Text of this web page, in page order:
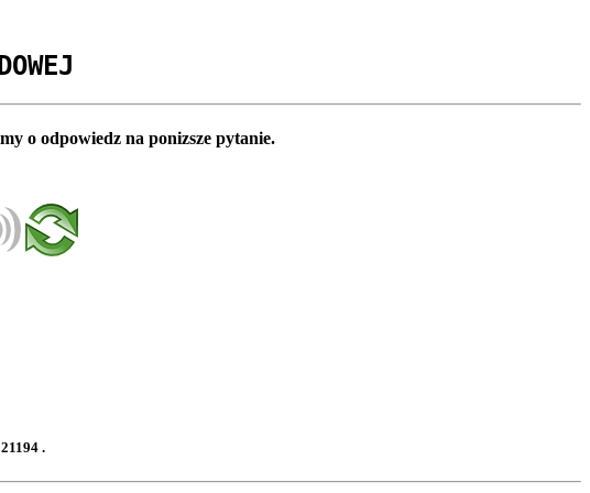
o odpowiedz na ponizsze pytanie.
.